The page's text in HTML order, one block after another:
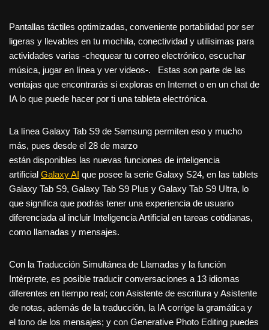
Pantallas táctiles optimizadas, conveniente portabilidad por ser
ligeras y llevables en tu mochila, conectividad y utilísimas para
actividades varias -chequear tu correo electrónico, escuchar
música, jugar en línea y ver videos-. Estas son parte de las
ventajas que encontrarás si exploras en Internet o en un chat de
IA lo que puede hacer por ti una tableta electrónica.
La línea Galaxy Tab S9 de Samsung permiten eso y mucho
más, pues desde el 28 de marzo
están disponibles las nuevas funciones de inteligencia
artificial Galaxy AI que posee la serie Galaxy S24, en las tablets
Galaxy Tab S9, Galaxy Tab S9 Plus y Galaxy Tab S9 Ultra, lo
que significa que podrás tener una experiencia de usuario
diferenciada al incluir Inteligencia Artificial en tareas cotidianas,
como llamadas y mensajes.
Con la Traducción Simultánea de Llamadas y la función
Intérprete, es posible traducir conversaciones a 13 idiomas
diferentes en tiempo real; con Asistente de escritura y Asistente
de notas, además de la traducción, la IA corrige la gramática y
el tono de los mensajes; y con Generative Photo Editing puedes